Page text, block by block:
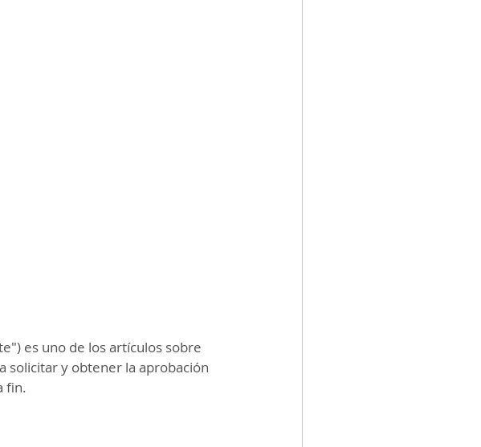
es uno de los artículos sobre
solicitar y obtener la aprobación
fin.